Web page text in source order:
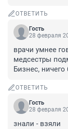
ОТВЕТИТЬ
Гость
28 февраля
врачи умнее
медсестры
Бизнес, ничего
ОТВЕТИТЬ
Гость
28 февраля
знали - взяли